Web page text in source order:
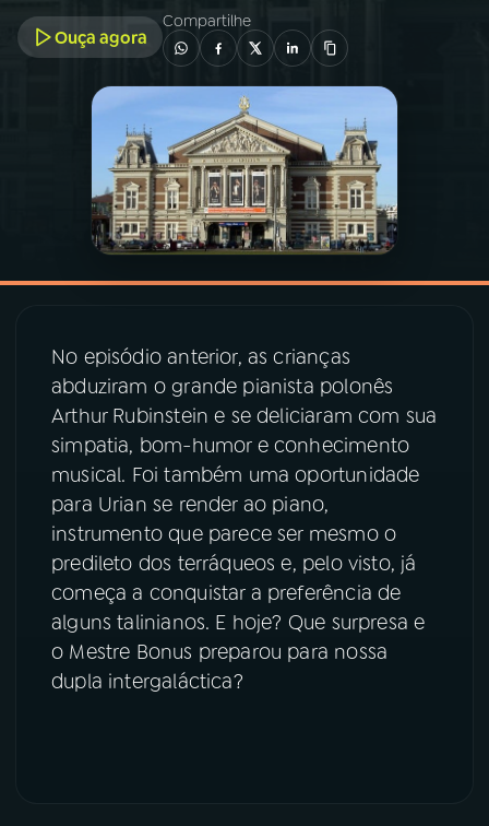
PROGRAMAÇÃO
PROGRAMAS
05PODCASTS
06 VIDEOCASTS
07 ÚLTIMAS
08PRÊMIO RÁDIO MEC
ACOMPANHE A RÁDIO MEC
YouTube Facebook
Instagram
Ouça agora
Compartilhe
No episódio anterior, as crianças
abduziram o grande pianista polonês
Arthur Rubinstein e se deliciaram com sua
simpatia, bom-humor e conhecimento
musical. Foi também uma oportunidade
para Urian se render ao piano,
instrumento que parece ser mesmo o
predileto dos terráqueos e, pelo visto, já
começa a conquistar a preferência de
alguns talinianos. E hoje? Que surpresa e
o Mestre Bonus preparou para nossa
dupla intergaláctica?